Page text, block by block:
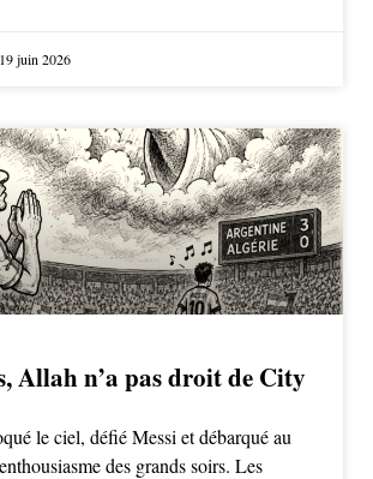
19 juin 2026
Allah n’a pas droit de City
le ciel, défié Messi et débarqué au
des grands soirs. Les